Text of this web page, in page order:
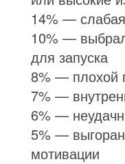
14% —
10% —
для запуска
8% — плохой
7% —
6% —
5% —
мотивации